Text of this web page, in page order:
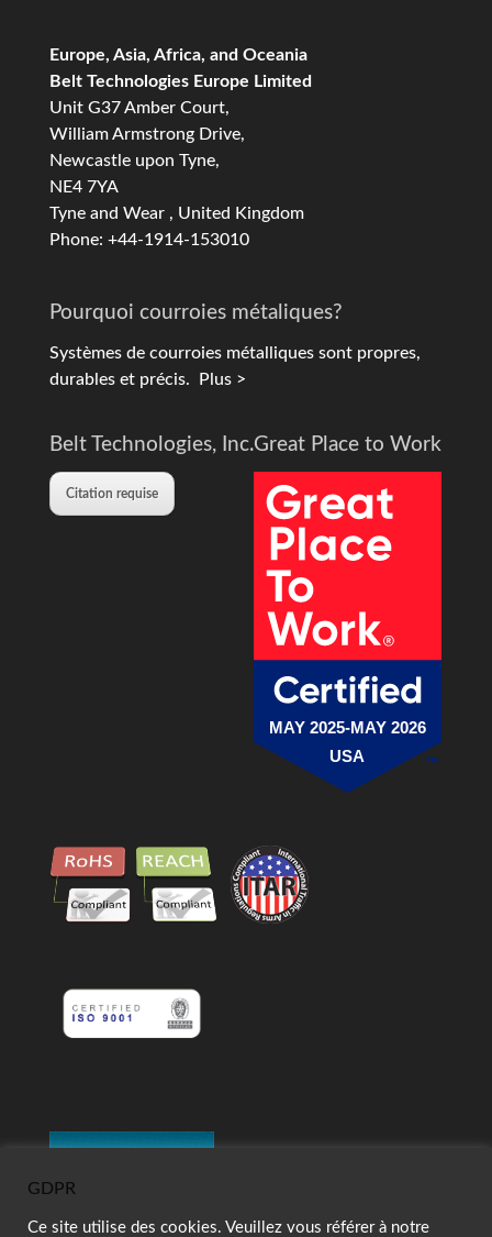
Europe, Asia, Africa, and Oceania
Belt Technologies Europe Limited
Unit G37 Amber Court,
William Armstrong Drive,
Newcastle upon Tyne,
NE4 7YA
Tyne and Wear , United Kingdom
Phone: +44-1914-153010
Pourquoi courroies métaliques?
Systèmes de courroies métalliques sont propres,
durables et précis. Plus >
Belt Technologies, Inc.
Citation requise
Great Place to Work
MAY 2025-MAY 2026
USA
GDPR
Ce site utilise des cookies. Veuillez vous référer à notre